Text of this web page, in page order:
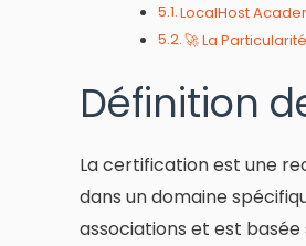
LocalHost
🚀 La
Définition
La certification est une
dans un domaine
associations et est